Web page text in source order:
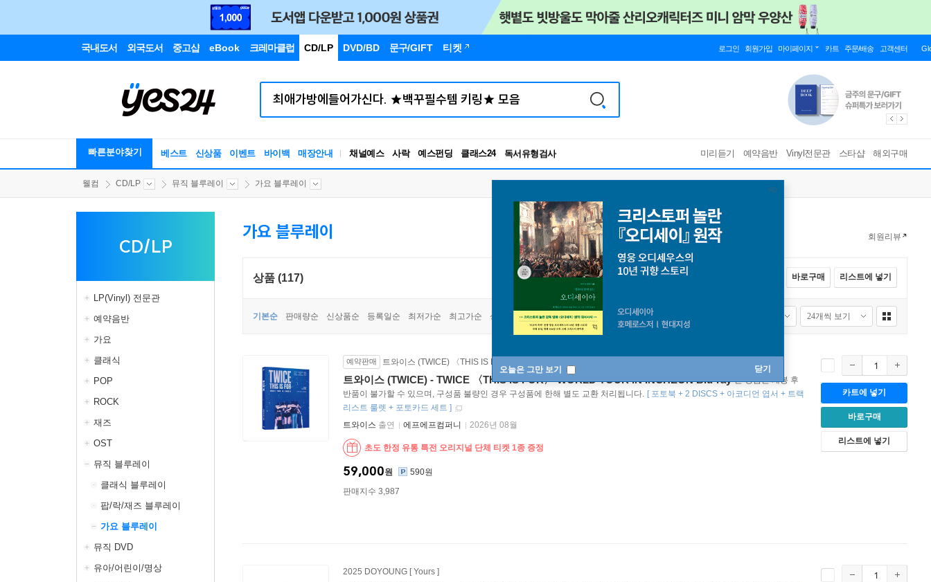
국내도서 외국도서 중고샵 eBook 크레마클럽 CD/LP DVD/BD 문구/GIFT 티켓 로그인 회원가입 마이페이지 카트 주문/배송 고객센터
빠른분야찾기 베스트 신상품 이벤트 바이백 매장안내 채널예스 사락 예스펀딩 클래스24
독서유형검사
RBTI Lab
독서유형검사
미리듣기 예약음반 Vinyl전문관 스타샵 해외구매
오늘은 그만 보기 닫기
웰컴 CD/LP 뮤직 블루레이 가요 블루레이
CD/LP
LP(Vinyl) 전문관
예약음반
가요
클래식
POP
ROCK
재즈
OST
뮤직 블루레이
클래식 블루레이
팝/락/재즈 블루레이
가요 블루레이
뮤직 DVD
유아/어린이/명상
가요 블루레이 회원리뷰
상품 (117) 전체선택 바로구매 리스트에 넣기
기본순 판매량순 신상품순 등록일순 최저가순 최고가순 상품명순
예약판매 트와이스 (TWICE) 〈THIS IS FOR〉 WORLD TOUR IN INCHEON
트와이스 (TWICE) - TWICE 〈THIS IS FOR〉 WORLD TOUR IN INCHEON Blu-ray 본 상품은 개봉 후
반품이 불가할 수 있으며, 구성품 불량인 경우 구성품에 한해 별도 교환 처리됩니다. [ 포토북 + 2 DISCS + 아코디언 엽서 + 트랙
리스트 룰렛 + 포토카드 세트 ]
트와이스 출연 에프에프컴퍼니 2026년 08월
초도 한정 유통 특전 오리지널 단체 티켓 1종 증정
59,000원
590원
판매지수 3,987
카트에 넣기
바로구매
리스트에 넣기
2025 DOYOUNG [ Yours ]